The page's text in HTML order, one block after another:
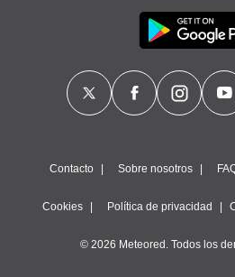
Contacto Sobre nosotros
Cookies Política de privacidad
© 2026 Meteored. Todos los